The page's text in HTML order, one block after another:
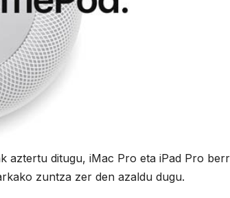
aztertu ditugu, iMac Pro eta iPad Pro
zuntza zer den azaldu dugu.